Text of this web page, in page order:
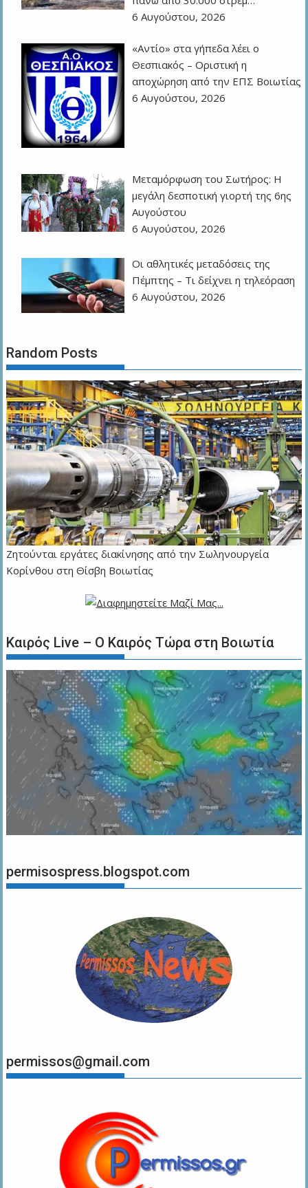
6 Αυγούστου, 2026
«Αντίο» στα γήπεδα λέει ο
Θεσπιακός – Οριστική η
αποχώρηση από την ΕΠΣ Βοιωτίας
6 Αυγούστου, 2026
Μεταμόρφωση του Σωτήρος: Η
μεγάλη δεσποτική γιορτή της 6ης
Αυγούστου
6 Αυγούστου, 2026
Οι αθλητικές μεταδόσεις της
Πέμπτης – Τι δείχνει η τηλεόραση
6 Αυγούστου, 2026
Random Posts
Ζητούνται εργάτες διακίνησης από την Σωληνουργεία
Κορίνθου στη Θίσβη Βοιωτίας
Καιρός Live – Ο Καιρός Τώρα στη Βοιωτία
permisospress.blogspot.com
permissos@gmail.com